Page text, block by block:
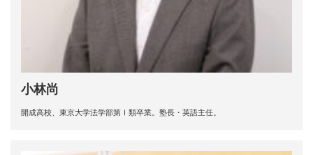
小林尚
開成高校、東京大学法学部第Ⅰ類卒業。塾長・英語主任。